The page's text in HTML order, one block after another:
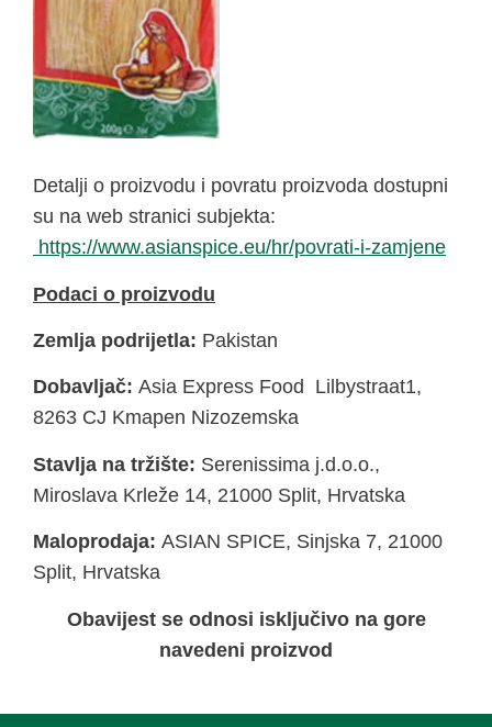
Detalji o proizvodu i povratu proizvoda dostupni
su na web stranici subjekta:
https://www.asianspice.eu/hr/povrati-i-zamjene
Podaci o proizvodu
Zemlja podrijetla: Pakistan
Dobavljač: Asia Express Food Lilbystraat1,
8263 CJ Kmapen Nizozemska
Stavlja na tržište: Serenissima j.d.o.o.,
Miroslava Krleže 14, 21000 Split, Hrvatska
Maloprodaja: ASIAN SPICE, Sinjska 7, 21000
Split, Hrvatska
Obavijest se odnosi isključivo na gore
navedeni proizvod